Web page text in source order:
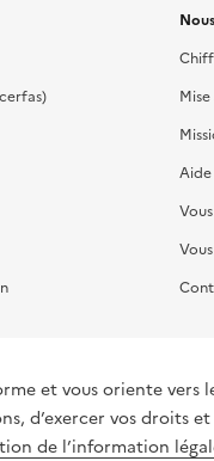
Aide
et vous oriente vers
d’exercer vos droits
de l’information